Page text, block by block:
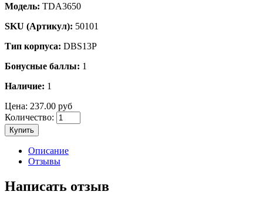
Модель: TDA3650
SKU (Артикул): 50101
Тип корпуса: DBS13P
Бонусные баллы: 1
Наличие: 1
Цена: 237.00 руб
Количество:
Купить
Описание
Отзывы
Написать отзыв